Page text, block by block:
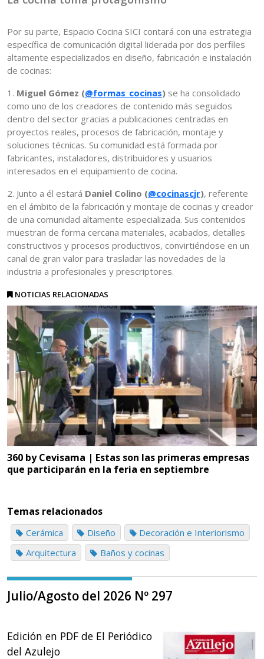
Por su parte, Espacio Cocina SICI contará con una estrategia
específica de comunicación digital liderada por dos perfiles
altamente especializados en diseño, fabricación e instalación
de cocinas:
1. Miguel Gómez (@formas_cocinas) se ha consolidado
como uno de los creadores de contenido más seguidos
dentro del sector gracias a publicaciones centradas en
proyectos reales, procesos de fabricación, montaje y
soluciones técnicas. Su comunidad está formada por
fabricantes, instaladores, distribuidores y usuarios
interesados en el equipamiento de cocina.
2. Junto a él estará Daniel Colino (@cocinascjr), referente
en el ámbito de la fabricación y montaje de cocinas y creador
de una comunidad altamente especializada. Sus contenidos
muestran de forma cercana materiales, acabados, detalles
constructivos y procesos productivos, convirtiéndose en un
canal de gran valor para trasladar las novedades de la
industria a profesionales y prescriptores.
NOTICIAS RELACIONADAS
360 by Cevisama | Estas son las primeras empresas
que participarán en la feria en septiembre
Temas relacionados
Cerámica Diseño
Decoración e Interiorismo
Arquitectura
Baños y cocinas
Julio/Agosto del 2026 Nº 297
Edición en PDF de El Periódico
del Azulejo